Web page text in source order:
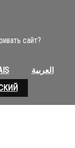
сайт?
العربية